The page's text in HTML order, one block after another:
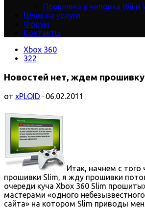
Прошивка и чиповка Wii и
Цены на услуги
Форум
Контакты
Xbox 360
322
Новостей нет, ждем
от xPLOID · 06.02.2011
Итак, начнем с того
прошивки Slim, я жду прошивки
очереди куча Xbox 360 Slim
мастерами «одного
сайта» на котором Slim приводы